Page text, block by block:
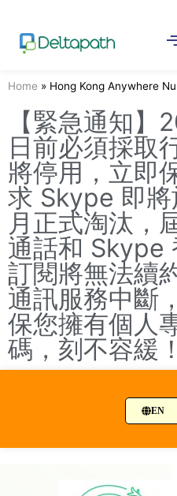
Home » Hong Kong Anywhere
【緊急通知
日前必須採取
將停用，立即
求 Skype 即
月正式淘汰，
通話和 Skype
訂閱將無法續
通訊服務中斷
保您擁有個人
碼，刻不容緩！
EN